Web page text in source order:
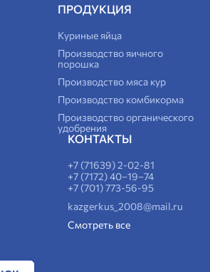
ПРОДУКЦИЯ
Куриные яйца
Производство яичного
порошка
Производство мяса кур
Производство комбикорма
Производство органического
удобрения
КОНТАКТЫ
+7 (71639) 2-02-81
+7 (7172) 40–19–74
+7 (701) 773-56-95
kazgerkus_2008@mail.ru
Смотреть все